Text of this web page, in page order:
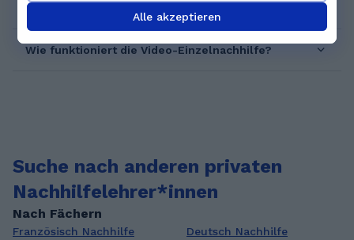
GoStudent?
Wie funktioniert die Video-Einzelnachhilfe?
Suche nach anderen privaten
Nachhilfelehrer*innen
Nach Fächern
Französisch Nachhilfe Deutsch Nachhilfe
Alle akzeptieren